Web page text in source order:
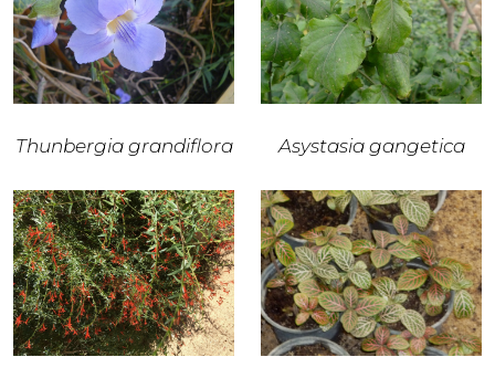
Thunbergia grandiflora Asystasia gangetica